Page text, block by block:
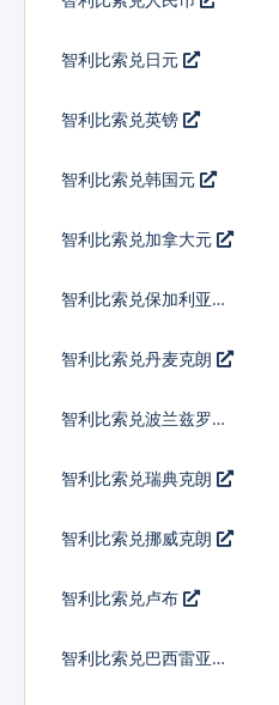
智利比索兑日元
智利比索兑英镑
智利比索兑韩国元
智利比索兑加拿大元
智利比索兑保加利亚列
智利比索兑丹麦克朗
智利比索兑波兰兹罗提
智利比索兑瑞典克朗
智利比索兑挪威克朗
智利比索兑卢布
智利比索兑巴西雷亚尔